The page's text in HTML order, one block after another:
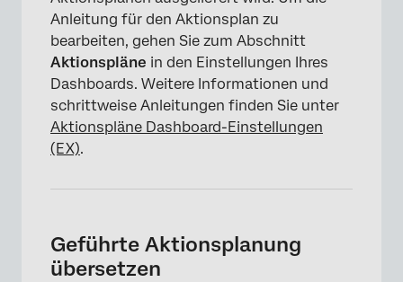
Anleitung für den Aktionsplan zu
bearbeiten, gehen Sie zum Abschnitt
Aktionspläne in den Einstellungen Ihres
Dashboards. Weitere Informationen und
schrittweise Anleitungen finden Sie unter
Aktionspläne Dashboard-Einstellungen
(EX).
Geführte Aktionsplanung
übersetzen